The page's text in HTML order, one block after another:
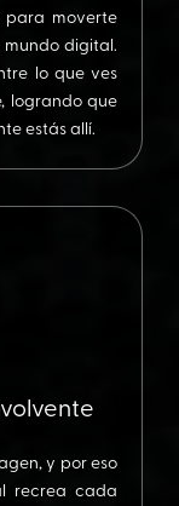
para moverte
mundo digital.
lo que ves
logrando que
estás allí.
y por eso
recrea cada